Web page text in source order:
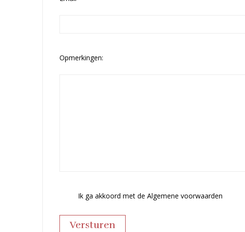
Opmerkingen:
Ik ga akkoord met de Algemene voorwaarden